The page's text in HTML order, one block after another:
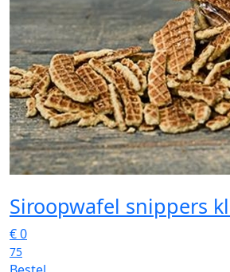
Siroopwafel snippers
€0
75